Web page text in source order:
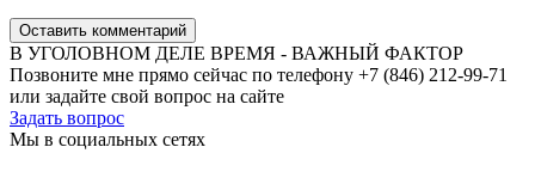
Оставить комментарий
В УГОЛОВНОМ ДЕЛЕ ВРЕМЯ - ВАЖНЫЙ ФАКТОР
Позвоните мне прямо сейчас по телефону +7 (846) 212-99-71
или задайте свой вопрос на сайте
Задать вопрос
Мы в социальных сетях